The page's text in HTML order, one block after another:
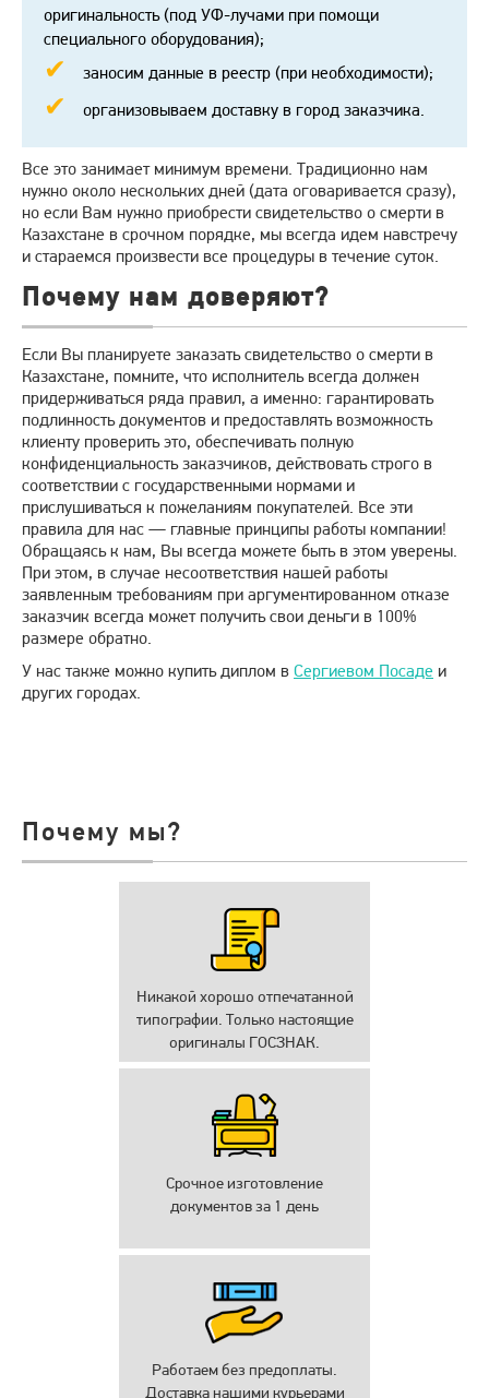
оригинальность (под УФ-лучами при помощи
специального оборудования);
заносим данные в реестр (при необходимости);
организовываем доставку в город заказчика.
Все это занимает минимум времени. Традиционно нам
нужно около нескольких дней (дата оговаривается сразу),
но если Вам нужно приобрести свидетельство о смерти в
Казахстане в срочном порядке, мы всегда идем навстречу
и стараемся произвести все процедуры в течение суток.
Почему нам доверяют?
Если Вы планируете заказать свидетельство о смерти в
Казахстане, помните, что исполнитель всегда должен
придерживаться ряда правил, а именно: гарантировать
подлинность документов и предоставлять возможность
клиенту проверить это, обеспечивать полную
конфиденциальность заказчиков, действовать строго в
соответствии с государственными нормами и
прислушиваться к пожеланиям покупателей. Все эти
правила для нас — главные принципы работы компании!
Обращаясь к нам, Вы всегда можете быть в этом уверены.
При этом, в случае несоответствия нашей работы
заявленным требованиям при аргументированном отказе
заказчик всегда может получить свои деньги в 100%
размере обратно.
У нас также можно купить диплом в Сергиевом Посаде и
других городах.
Почему мы?
Никакой хорошо отпечатанной
типографии. Только настоящие
оригиналы ГОСЗНАК.
Срочное изготовление
документов за 1 день
Работаем без предоплаты.
Доставка нашими курьерами